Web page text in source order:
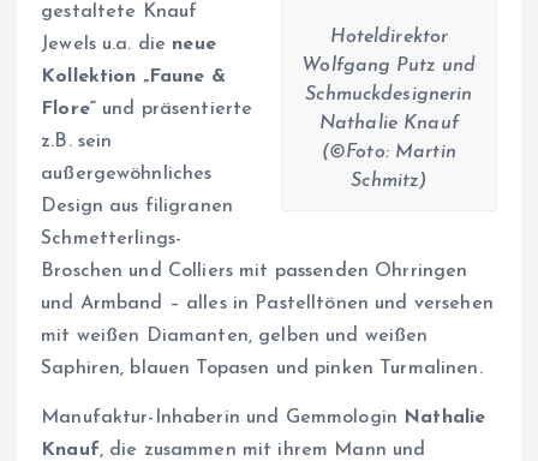
Hoteldirektor
Wolfgang Putz und
Schmuckdesignerin
Nathalie Knauf
(©Foto: Martin
Schmitz)
gestaltete Knauf
Jewels u.a. die neue
Kollektion „Faune &
Flore“und präsentierte
z.B. sein
außergewöhnliches
Design aus filigranen
Schmetterlings-
Broschen und Colliers mit passenden Ohrringen
und Armband – alles in Pastelltönen und versehen
mit weißen Diamanten, gelben und weißen
Saphiren, blauen Topasen und pinken Turmalinen.
Manufaktur-Inhaberin und Gemmologin Nathalie
Knauf, die zusammen mit ihrem Mann und